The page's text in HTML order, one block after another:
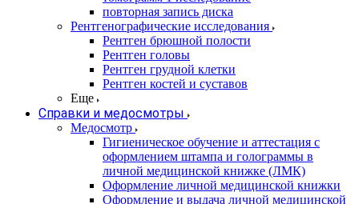
повторная запись диска
Рентгенографические исследования
Рентген брюшной полости
Рентген головы
Рентген грудной клетки
Рентген костей и суставов
Еще
Справки и медосмотры
Медосмотр
Гигиеническое обучение и аттестация с
оформлением штампа и голограммы в
личной медицинской книжке (ЛМК)
Оформление личной медицинской книжки
Оформление и выдача личной медицинской